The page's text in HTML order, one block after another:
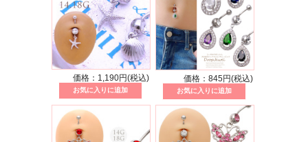
価格：1,190円(税込) 価格：845円(税込)